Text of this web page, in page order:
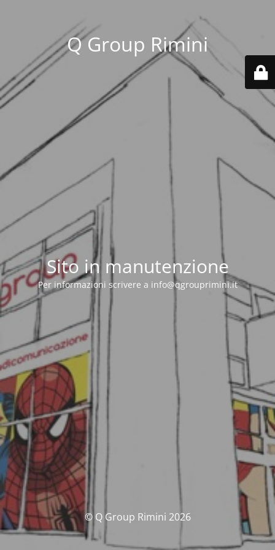
Q Group Rimini
Sito in manutenzione
Per informazioni scrivere a info@qgrouprimini.it
© Q Group Rimini 2026